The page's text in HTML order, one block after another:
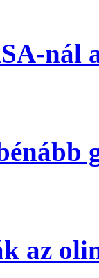
nál
az